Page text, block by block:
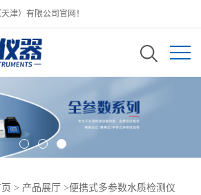
津）有限公司官网！
> 产品展厅 >便携式多参数水质检测仪